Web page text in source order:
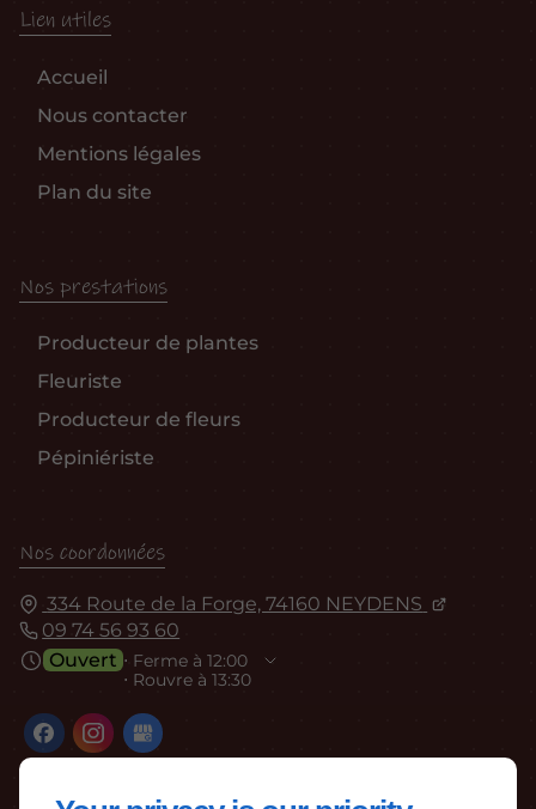
Lien utiles
Accueil
Nous contacter
Mentions légales
Plan du site
Nos prestations
Producteur de plantes
Fleuriste
Producteur de fleurs
Pépiniériste
Nos coordonnées
334 Route de la Forge, 74160 NEYDENS
09 74 56 93 60
Ouvert ⋅ Ferme à 12:00
⋅ Rouvre à 13:30